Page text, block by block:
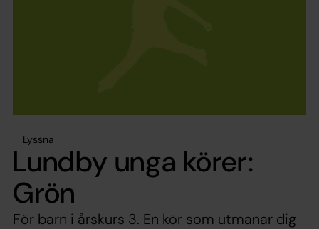
Lyssna
Lundby unga körer:
Grön
För barn i årskurs 3. En kör som utmanar dig